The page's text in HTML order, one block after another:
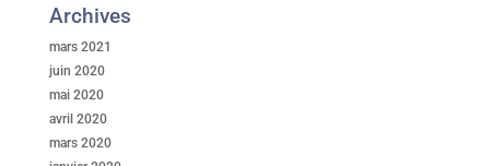
Archives
mars 2021
juin 2020
mai 2020
avril 2020
mars 2020